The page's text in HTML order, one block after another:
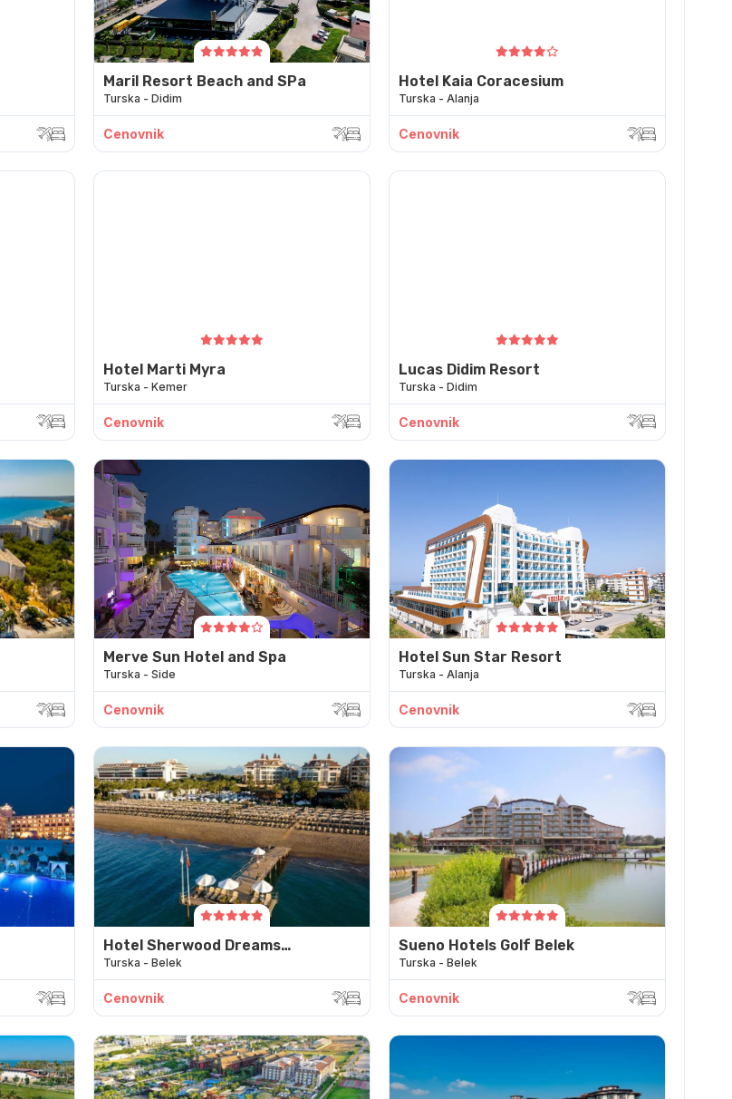
Maril Resort Beach and SPa
Turska - Didim
Cenovnik
Hotel Kaia Coracesium
Turska - Alanja
Cenovnik
Hotel Marti Myra
Turska - Kemer
Cenovnik
Lucas Didim Resort
Turska - Didim
Cenovnik
Merve Sun Hotel and Spa
Turska - Side
Cenovnik
Hotel Sun Star Resort
Turska - Alanja
Cenovnik
Hotel Sherwood Dreams
Resort
Turska - Belek
Cenovnik
Sueno Hotels Golf Belek
Turska - Belek
Cenovnik